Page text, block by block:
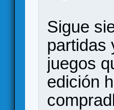
Sigue
partidas
juegos
edición